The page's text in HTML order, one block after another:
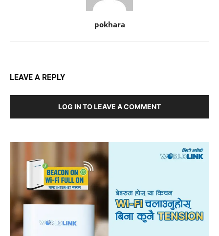
pokhara
LEAVE A REPLY
LOG IN TO LEAVE A COMMENT